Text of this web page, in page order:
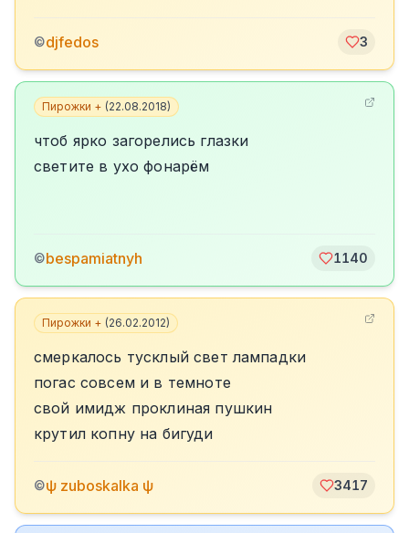
©djfedos 3
Пирожки + (22.08.2018)
чтоб ярко загорелись глазки
светите в ухо фонарём
©bespamiatnyh 1140
Пирожки + (26.02.2012)
смеркалось тусклый свет лампадки
погас совсем и в темноте
свой имидж проклиная пушкин
крутил копну на бигуди
©ψ zuboskalka ψ 3417